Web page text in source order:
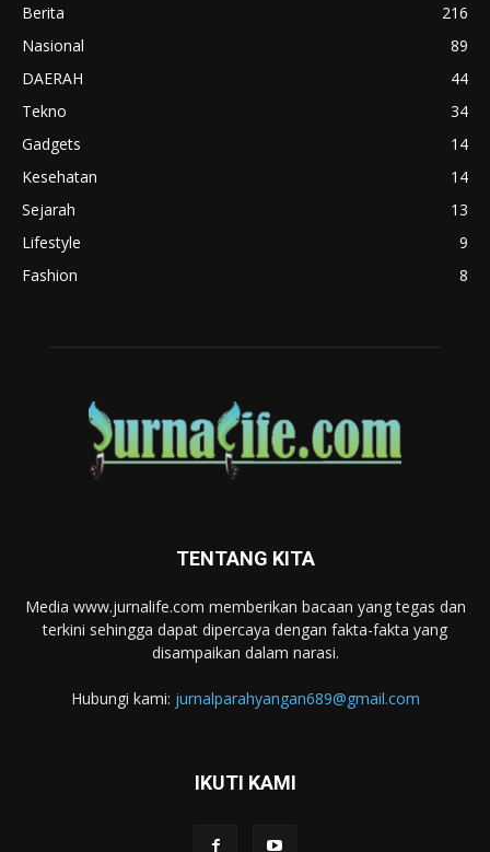
Berita
216
Nasional
89
DAERAH
44
Tekno
34
Gadgets
14
Kesehatan
14
Sejarah
13
Lifestyle
9
Fashion
8
TENTANG KITA
Media www.jurnalife.com memberikan bacaan yang tegas dan
terkini sehingga dapat dipercaya dengan fakta-fakta yang
disampaikan dalam narasi.
Hubungi kami: jurnalparahyangan689@gmail.com
IKUTI KAMI